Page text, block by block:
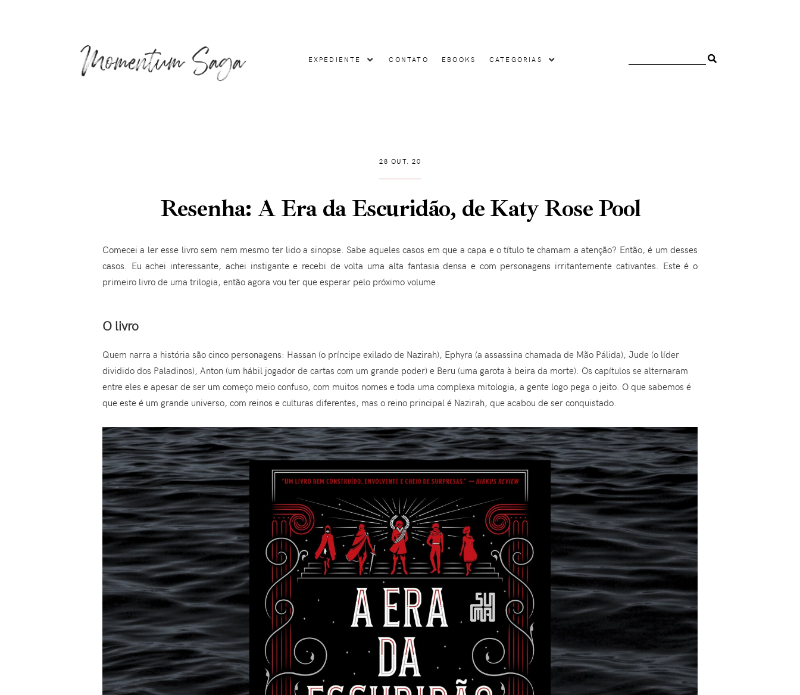
EXPEDIENTE CONTATO EBOOKS CATEGORIAS
28 OUT. 20
Resenha: A Era da Escuridão, de Katy Rose Pool
Comecei a ler esse livro sem nem mesmo ter lido a sinopse. Sabe aqueles casos em que a capa e o título te chamam a atenção? Então, é um desses
casos. Eu achei interessante, achei instigante e recebi de volta uma alta fantasia densa e com personagens irritantemente cativantes. Este é o
primeiro livro de uma trilogia, então agora vou ter que esperar pelo próximo volume.
O livro
Quem narra a história são cinco personagens: Hassan (o príncipe exilado de Nazirah), Ephyra (a assassina chamada de Mão Pálida), Jude (o líder
dividido dos Paladinos), Anton (um hábil jogador de cartas com um grande poder) e Beru (uma garota à beira da morte). Os capítulos se alternaram
entre eles e apesar de ser um começo meio confuso, com muitos nomes e toda uma complexa mitologia, a gente logo pega o jeito. O que sabemos é
que este é um grande universo, com reinos e culturas diferentes, mas o reino principal é Nazirah, que acabou de ser conquistado.